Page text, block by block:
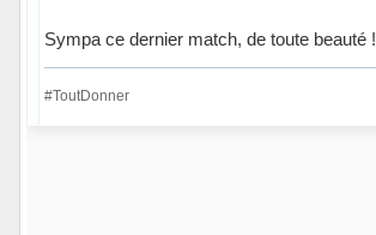
Sympa ce dernier match, de toute beauté !
#ToutDonner